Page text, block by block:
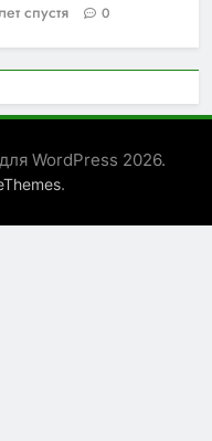
спустя 0
WordPress 2026.
.